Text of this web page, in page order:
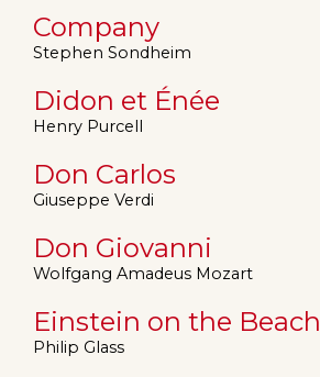
Company
Stephen Sondheim
Didon et Énée
Henry Purcell
Don Carlos
Giuseppe Verdi
Don Giovanni
Wolfgang Amadeus Mozart
Einstein on the Beach
Philip Glass